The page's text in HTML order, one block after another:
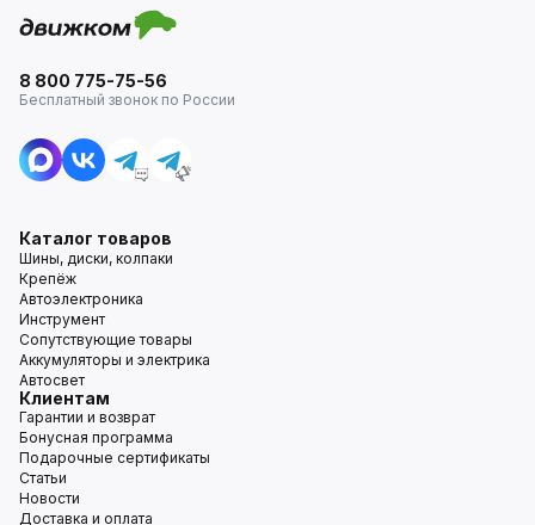
8 800 775-75-56
Бесплатный звонок по России
Каталог товаров
Шины, диски, колпаки
Крепёж
Автоэлектроника
Инструмент
Сопутствующие товары
Аккумуляторы и электрика
Автосвет
Клиентам
Гарантии и возврат
Бонусная программа
Подарочные сертификаты
Статьи
Новости
Доставка и оплата